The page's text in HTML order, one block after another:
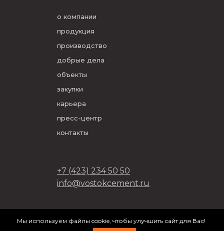
о компании
продукция
производство
добрые дела
объекты
закупки
карьера
пресс-центр
контакты
+7 (423) 234 50 50
info@vostokcement.ru
разработано вDVIGA
Мы используем файлы cookie, чтобы улучшить сайт для Вас!